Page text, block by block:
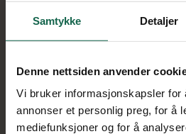
Samtykke Detaljer
Denne nettsiden anvender
Vi bruker informasjonskapsler for
annonser et personlig preg, for å
mediefunksjoner og for å
Man - fre 08:00 - 16:00
Bestill time